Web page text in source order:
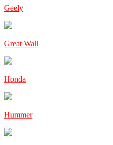
Geely
Great Wall
Honda
Hummer